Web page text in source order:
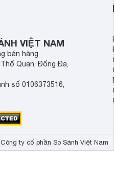
cầu sử dụng hằng ngày
Toshiba ER-SGM20-S1-VN
VIỆT NAM
bán hàng
Quan, Đống Đa,
số 0106373516,
ty cổ phần So Sánh Việt Nam